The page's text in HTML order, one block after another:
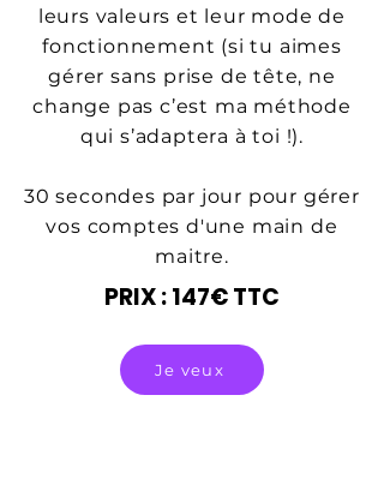
leurs valeurs et leur mode de
fonctionnement (si tu aimes
gérer sans prise de tête, ne
change pas c’est ma méthode
qui s’adaptera à toi !).
30 secondes par jour pour gérer
vos comptes d'une main de
maitre.
PRIX : 147€ TTC
Je veux